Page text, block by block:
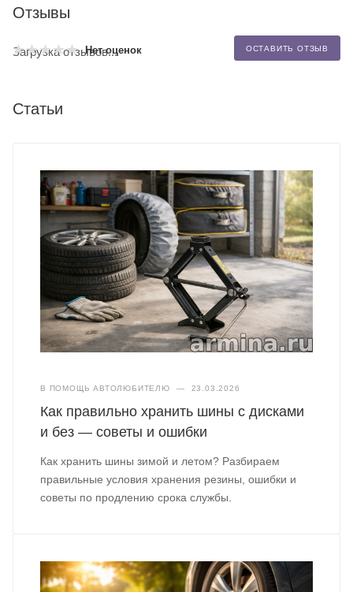
Отзывы
Нет оценок ОСТАВИТЬ ОТЗЫВ
Загрузка отзывов...
Статьи
В ПОМОЩЬ АВТОЛЮБИТЕЛЮ — 23.03.2026
Как правильно хранить шины с дисками
и без — советы и ошибки
Как хранить шины зимой и летом? Разбираем
правильные условия хранения резины, ошибки и
советы по продлению срока службы.